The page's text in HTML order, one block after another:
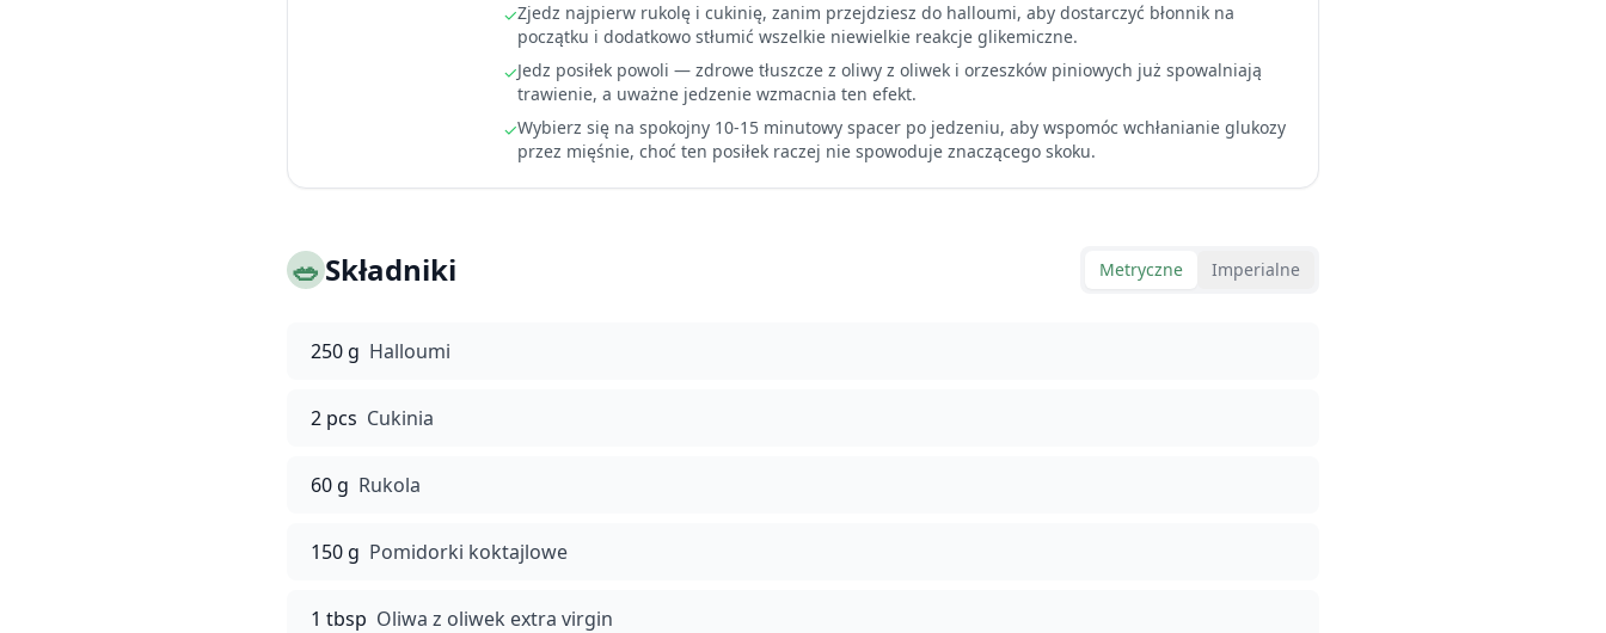
✓Zjedz najpierw rukolę i cukinię, zanim przejdziesz do halloumi, aby dostarczyć błonnik na
początku i dodatkowo stłumić wszelkie niewielkie reakcje glikemiczne.
✓Jedz posiłek powoli — zdrowe tłuszcze z oliwy z oliwek i orzeszków piniowych już spowalniają
trawienie, a uważne jedzenie wzmacnia ten efekt.
✓Wybierz się na spokojny 10-15 minutowy spacer po jedzeniu, aby wspomóc wchłanianie glukozy
przez mięśnie, choć ten posiłek raczej nie spowoduje znaczącego skoku.
🥗Składniki Metryczne Imperialne
250 g Halloumi
2 pcs Cukinia
60 g Rukola
150 g Pomidorki koktajlowe
1 tbsp Oliwa z oliwek extra virgin